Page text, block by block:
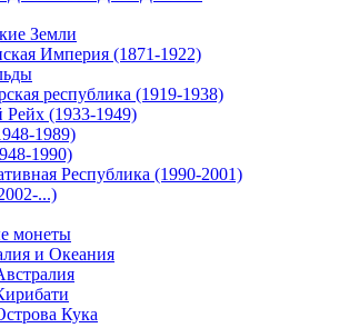
Земли
Империя (1871-1922)
республика (1919-1938)
Рейх (1933-1949)
1989)
1990)
Республика (1990-2001)
...)
монеты
и Океания
Кука